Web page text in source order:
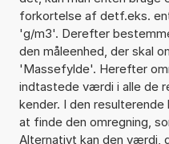
forkortelse af detf.eks.
'g/m3'. Derefter
den måleenhed, der skal
'Massefylde'. Herefter
indtastede værdi i alle de
kender. I den
at finde den omregning,
Alternativt kan den værdi,